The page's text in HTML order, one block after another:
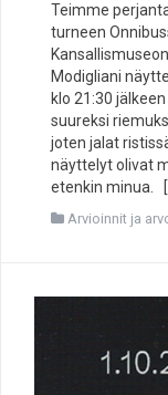
Teimme
turneen
Modigliani
klo 21:30
suureksi
joten jalat
näyttelyt olivat
etenkin minua.
Arvioinnit ja